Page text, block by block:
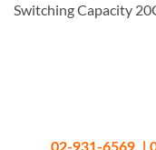
Switching Capacity
02-931-6569 |